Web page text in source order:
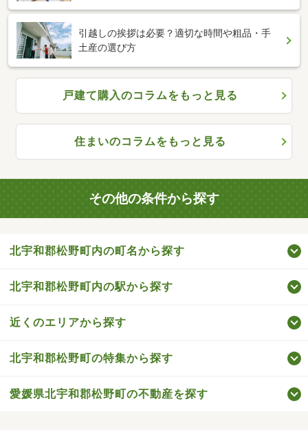
引越しの挨拶は必要？適切な時間や粗品・手
土産の選び方
戸建て購入のコラムをもっと見る
住まいのコラムをもっと見る
その他の条件から探す
北宇和郡松野町内の町名から探す
北宇和郡松野町内の駅から探す
近くのエリアから探す
北宇和郡松野町の特集から探す
愛媛県北宇和郡松野町の不動産を探す